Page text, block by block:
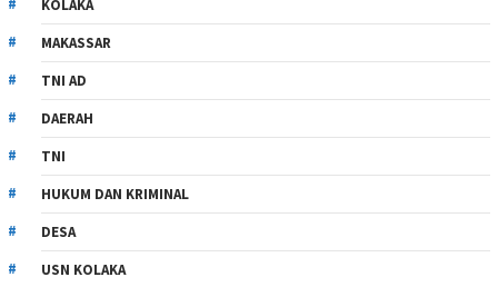
KOLAKA
MAKASSAR
TNI AD
DAERAH
TNI
HUKUM DAN KRIMINAL
DESA
USN KOLAKA